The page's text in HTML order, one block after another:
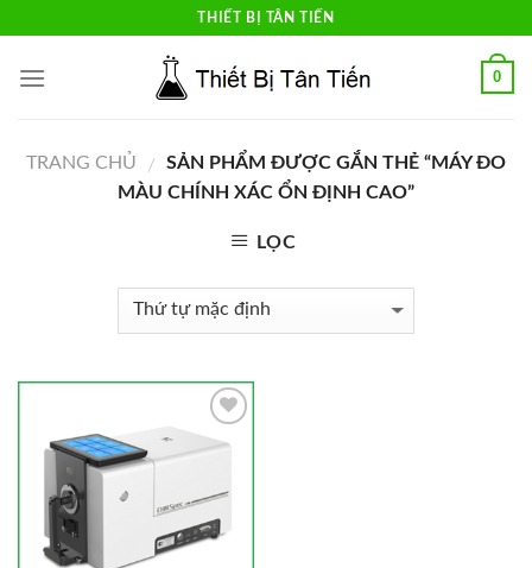
content
THIẾT BỊ TÂN TIẾN
0
TRANG CHỦ /
SẢN PHẨM ĐƯỢC GẮN THẺ “MÁY ĐO
MÀU CHÍNH XÁC ỔN ĐỊNH CAO”
LỌC
Add to
Wishlist